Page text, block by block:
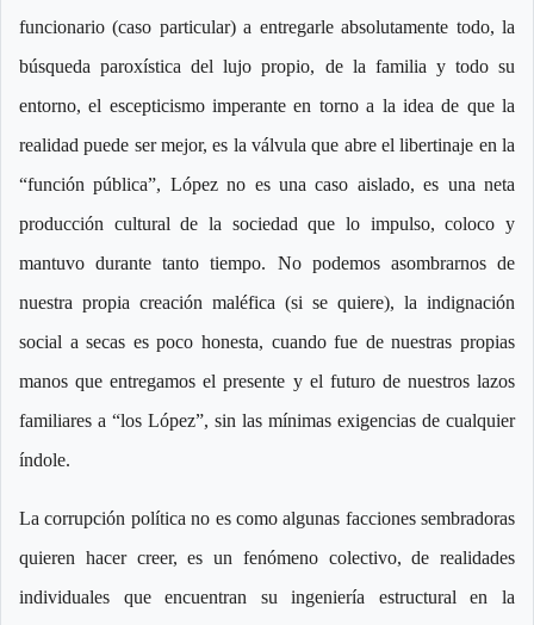
funcionario (caso particular) a entregarle absolutamente todo, la
búsqueda paroxística del lujo propio, de la familia y todo su
entorno, el escepticismo imperante en torno a la idea de que la
realidad puede ser mejor, es la válvula que abre el libertinaje en la
“función pública”, López no es una caso aislado, es una neta
producción cultural de la sociedad que lo impulso, coloco y
mantuvo durante tanto tiempo. No podemos asombrarnos de
nuestra propia creación maléfica (si se quiere), la indignación
social a secas es poco honesta, cuando fue de nuestras propias
manos que entregamos el presente y el futuro de nuestros lazos
familiares a “los López”, sin las mínimas exigencias de cualquier
índole.
La corrupción política no es como algunas facciones sembradoras
quieren hacer creer, es un fenómeno colectivo, de realidades
individuales que encuentran su ingeniería estructural en la